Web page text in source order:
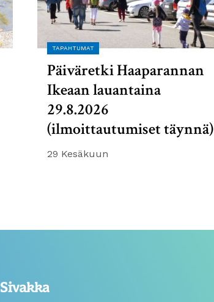
TAPAHTUMAT
Päiväretki Haaparannan
Ikeaan lauantaina
29.8.2026
(ilmoittautumiset täynnä)
29 Kesäkuun